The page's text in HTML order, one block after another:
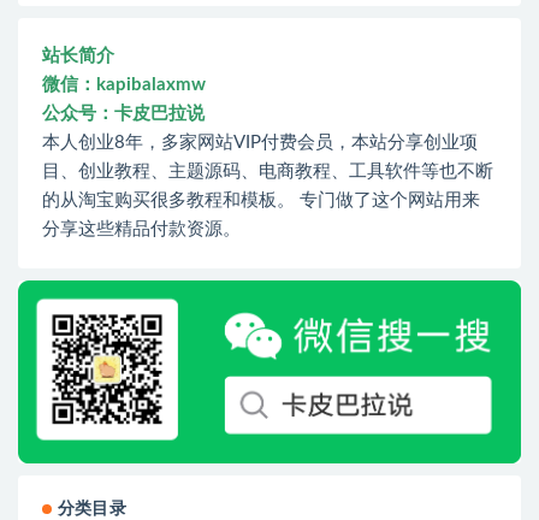
站长简介
微信：kapibalaxmw
公众号：卡皮巴拉说
本人创业8年，多家网站VIP付费会员，本站分享创业项
目、创业教程、主题源码、电商教程、工具软件等也不断
的从淘宝购买很多教程和模板。 专门做了这个网站用来
分享这些精品付款资源。
分类目录